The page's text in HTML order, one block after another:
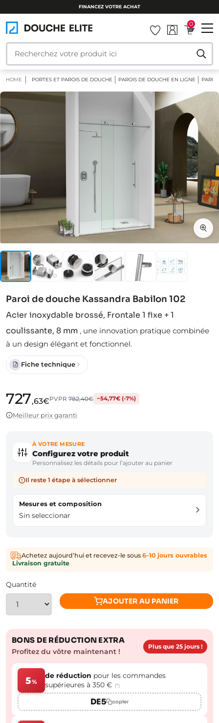
0
HOME PORTES ET PAROIS DE DOUCHE PAROIS DE DOUCHE EN LIGNE
Paroi de douche Kassandra Babilon 102
Acier inoxydable brossé, Frontale 1 fixe + 1
coulissante, 8 mm , une innovation pratique combinée
à un design élégant et fonctionnel.
Fiche technique
727,63€PVPR782,40€ −54,77€ (-7%)
Meilleur prix garanti
À VOTRE MESURE
Configurez votre produit
Personnalisez les détails pour l’ajouter au panier
Il reste 1 étape à sélectionner
Mesures et composition
Sin seleccionar
Achetez aujourd’hui et recevez-le sous 6–10 jours ouvrables
·Livraison gratuite
Quantité
AJOUTER AU PANIER
BONS DE RÉDUCTION EXTRA
Profitez du vôtre maintenant !
Plus que 25 jours !
5%
de réduction pour les commandes
supérieures à 350 € (*)
DE5 copier